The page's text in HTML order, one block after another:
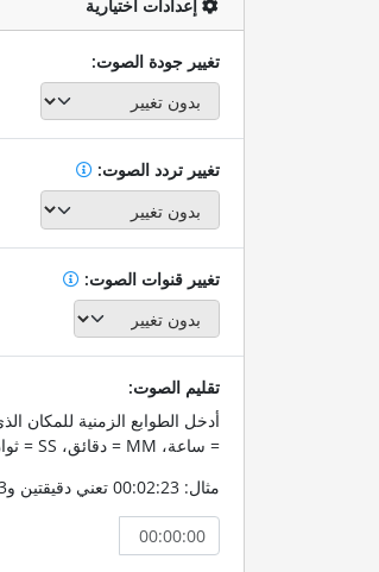
إعدادات اختيارية
تغيير جودة الصوت:
تغيير تردد الصوت:
تغيير قنوات الصوت:
تقليم الصوت:
= ساعة، MM = دقائق، SS = ثوانٍ.
مثال: 00:02:23 تعني دقيقتين و23 ثانية.